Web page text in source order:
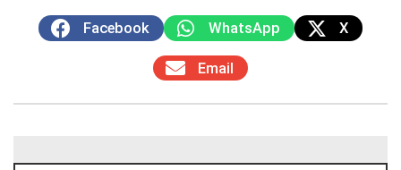
Facebook WhatsApp X
Email